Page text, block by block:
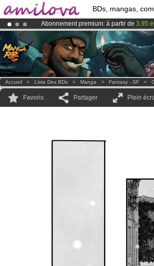
BDs, mangas,
Abonnement premium: à partir de 3.95
Déjà 100000membreset 1000BDs &
LeKickstarter Amilova est désormais
Accueil > Liste Des BDs > Manga > Fantasy - SF >
Favoris Partager Plein